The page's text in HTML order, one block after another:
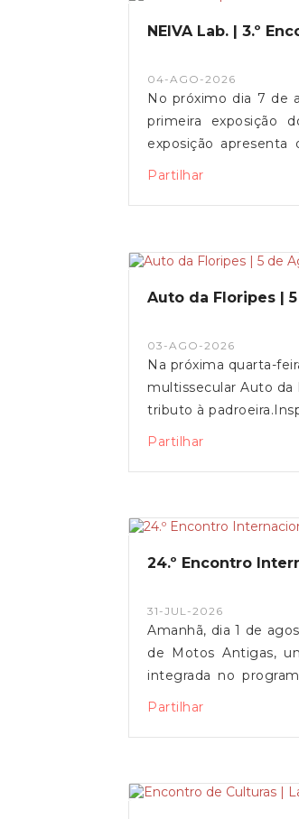
NEIVA Lab. | 3.º
04-AGO-2026
No próximo dia 7 de
primeira exposição
exposição apresenta
durante o primeiro
de Freguesia de Vila
Partilhar
Auto da Floripes |
03-AGO-2026
Na próxima quarta-
multissecular Auto da
tributo à
popular que reúne
realização anual
que partilham o
Partilhar
24.º Encontro
31-JUL-2026
Amanhã, dia 1 de
de Motos Antigas,
integrada no
décadas de história,
convida toda a
Partilhar